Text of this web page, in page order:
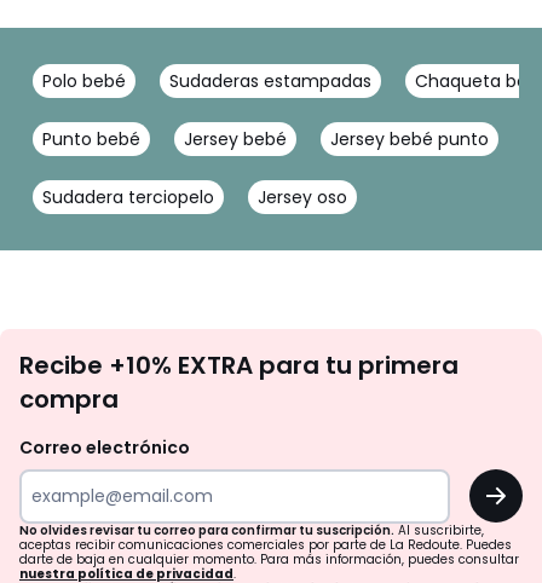
Polo bebé Sudaderas estampadas Chaqueta
Punto bebé Jersey bebé Jersey bebé punto
Sudadera terciopelo Jersey oso
te
tu
para
confirmar
Recibe +10% EXTRA para tu primera
compra
Correo electrónico
OK
No olvides revisar tu correo para confirmar tu suscripción. Al suscribirte,
aceptas recibir comunicaciones comerciales por parte de La Redoute. Puedes
darte de baja en cualquier momento. Para más información, puedes consultar
nuestra política de privacidad.